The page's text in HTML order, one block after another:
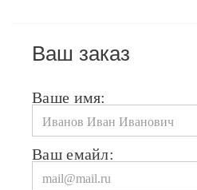
Ваш заказ
Ваше имя:
Ваш емайл: